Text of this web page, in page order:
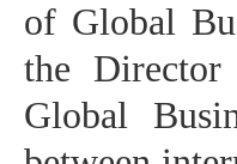
of Global
the
Global